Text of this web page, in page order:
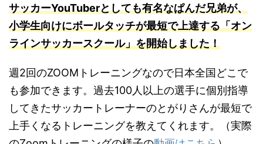
サッカーYouTuberとしても有名なぱんだ兄弟が、
小学生向けにボールタッチが最短で上達する「オン
ラインサッカースクール」を開始しました！
週2回のZOOMトレーニングなので日本全国どこで
も参加できます。過去100人以上の選手に個別指導
してきたサッカートレーナーのとがりさんが最短で
上手くなるトレーニングを教えてくれます。（実際